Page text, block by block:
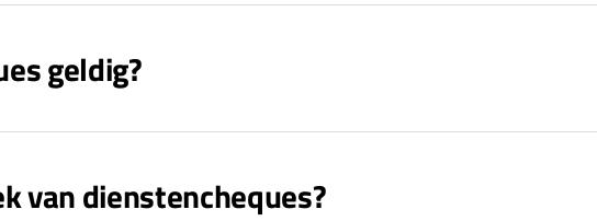
geldig?
van dienstencheques?